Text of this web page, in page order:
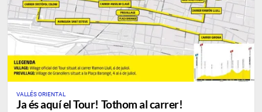
VALLÉS ORIENTAL
Ja és aquí el Tour! Tothom al carrer!